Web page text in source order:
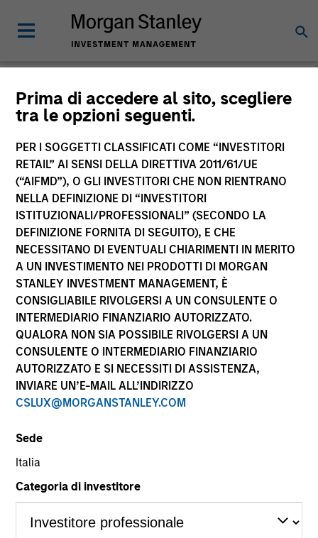
Prima di accedere al sito, scegliere
tra le opzioni seguenti.
PER I SOGGETTI CLASSIFICATI COME “INVESTITORI
RETAIL” AI SENSI DELLA DIRETTIVA 2011/61/UE
(“AIFMD”), O GLI INVESTITORI CHE NON RIENTRANO
NELLA DEFINIZIONE DI “INVESTITORI
ISTITUZIONALI/PROFESSIONALI” (SECONDO LA
DEFINIZIONE FORNITA DI SEGUITO), E CHE
NECESSITANO DI EVENTUALI CHIARIMENTI IN MERITO
A UN INVESTIMENTO NEI PRODOTTI DI MORGAN
STANLEY INVESTMENT MANAGEMENT, È
CONSIGLIABILE RIVOLGERSI A UN CONSULENTE O
INTERMEDIARIO FINANZIARIO AUTORIZZATO.
QUALORA NON SIA POSSIBILE RIVOLGERSI A UN
CONSULENTE O INTERMEDIARIO FINANZIARIO
AUTORIZZATO E SI NECESSITI DI ASSISTENZA,
INVIARE UN’E-MAIL ALL’INDIRIZZO
CSLUX@MORGANSTANLEY.COM
Sede
Italia
Categoria di investitore
Morgan Stanley
Investment Funds
La presente comunicazione ha carattere promozionale.
La performance passata non è un indicatore affidabile dei
risultati futuri. I rendimenti possono aumentare o diminuire
per effetto delle oscillazioni valutarie. Tutti i dati di
performance sono calcolati in base al valore del
patrimonio netto (NAV), al netto delle spese, e non
comprendono le commissioni e gli oneri relativi
all’emissione e al rimborso delle quote. Tutti i dati relativi
alle performance e agli indici sono tratti da Morgan
Stanley Investment Management.
Rendimenti nell’anno solare.